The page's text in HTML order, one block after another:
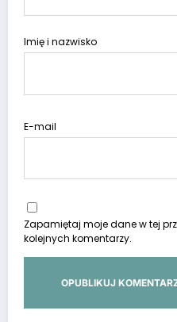
Imię i nazwisko
E-mail
Zapamiętaj moje dane w tej
kolejnych komentarzy.